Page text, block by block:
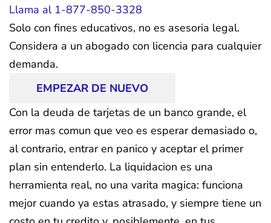
Llama al 1-877-850-3328
Solo con fines educativos, no es asesoria legal.
Considera a un abogado con licencia para cualquier
demanda.
EMPEZAR DE NUEVO
Con la deuda de tarjetas de un banco grande, el
error mas comun que veo es esperar demasiado o,
al contrario, entrar en panico y aceptar el primer
plan sin entenderlo. La liquidacion es una
herramienta real, no una varita magica: funciona
mejor cuando ya estas atrasado, y siempre tiene un